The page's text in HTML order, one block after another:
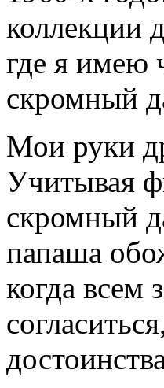
коллекции
где я имею
скромный
Мои руки
Учитывая
скромный
папаша
когда всем